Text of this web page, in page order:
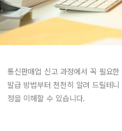
통신판매업 신고 과정에서 꼭 필요
발급 방법부터 천천히 알려 드릴테
정을 이해할 수 있습니다.